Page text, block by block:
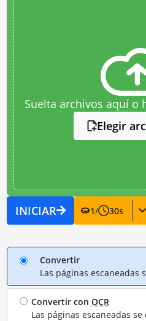
Suelta archivos aquí o
Elegir
INICIAR 1/ 30s
Convertir
Las páginas escaneadas
Convertir conOCR
Las páginas escaneadas